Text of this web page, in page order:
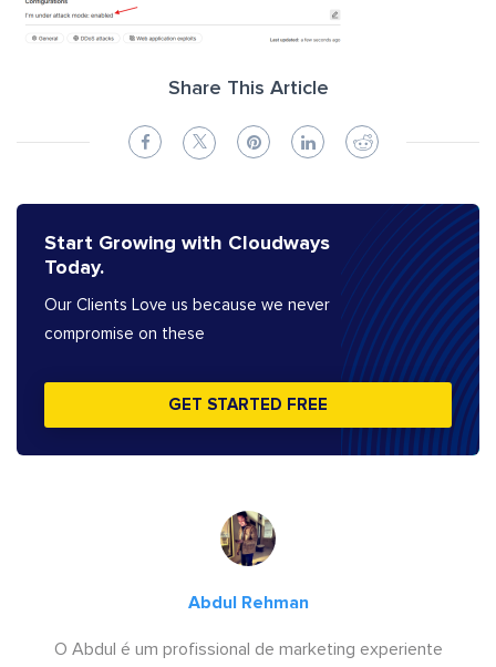
Share This Article
Start Growing with Cloudways
Today.
Our Clients Love us because we never
compromise on these
GET STARTED FREE
Abdul Rehman
O Abdul é um profissional de marketing experiente